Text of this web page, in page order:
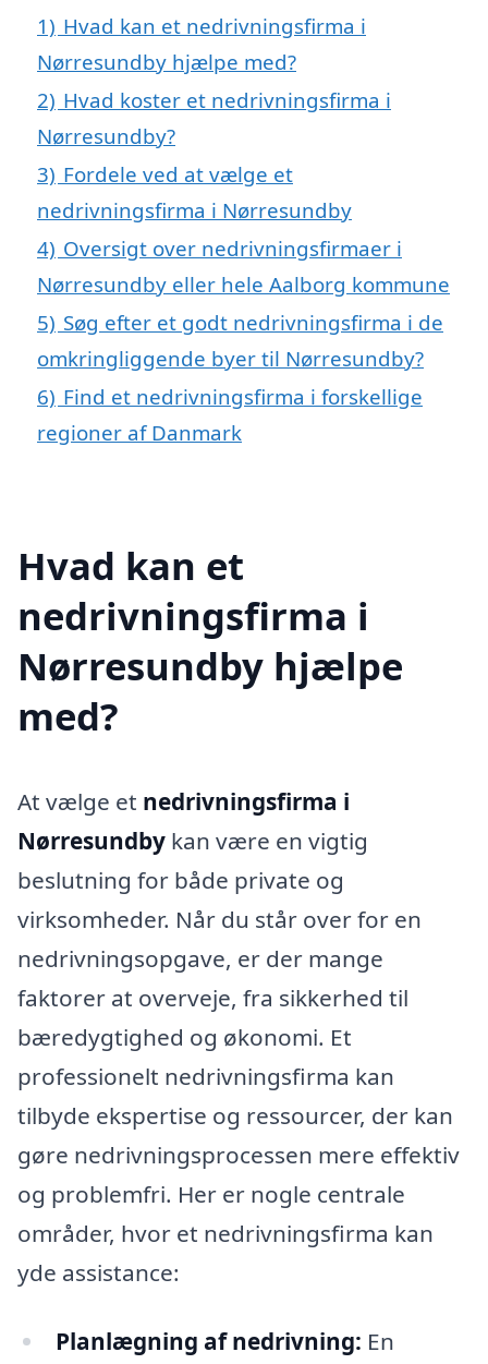
1) Hvad kan et nedrivningsfirma i
Nørresundby hjælpe med?
2) Hvad koster et nedrivningsfirma i
Nørresundby?
3) Fordele ved at vælge et
nedrivningsfirma i Nørresundby
4) Oversigt over nedrivningsfirmaer i
Nørresundby eller hele Aalborg kommune
5) Søg efter et godt nedrivningsfirma i de
omkringliggende byer til Nørresundby?
6) Find et nedrivningsfirma i forskellige
regioner af Danmark
Hvad kan et
nedrivningsfirma i
Nørresundby hjælpe
med?
At vælge et nedrivningsfirma i
Nørresundby kan være en vigtig
beslutning for både private og
virksomheder. Når du står over for en
nedrivningsopgave, er der mange
faktorer at overveje, fra sikkerhed til
bæredygtighed og økonomi. Et
professionelt nedrivningsfirma kan
tilbyde ekspertise og ressourcer, der kan
gøre nedrivningsprocessen mere effektiv
og problemfri. Her er nogle centrale
områder, hvor et nedrivningsfirma kan
yde assistance:
Planlægning af nedrivning: En